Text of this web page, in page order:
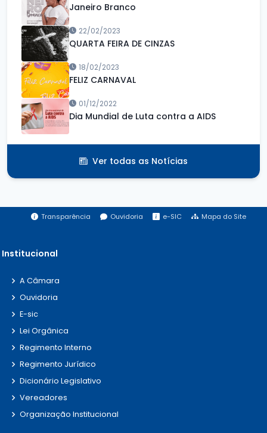
Janeiro Branco
22/02/2023
QUARTA FEIRA DE CINZAS
18/02/2023
FELIZ CARNAVAL
01/12/2022
Dia Mundial de Luta contra a AIDS
Ver todas as Notícias
Transparência Ouvidoria e-SIC Mapa do Site
Institucional
A Câmara
Ouvidoria
E-sic
Lei Orgânica
Regimento Interno
Regimento Jurídico
Dicionário Legislativo
Vereadores
Organização Institucional